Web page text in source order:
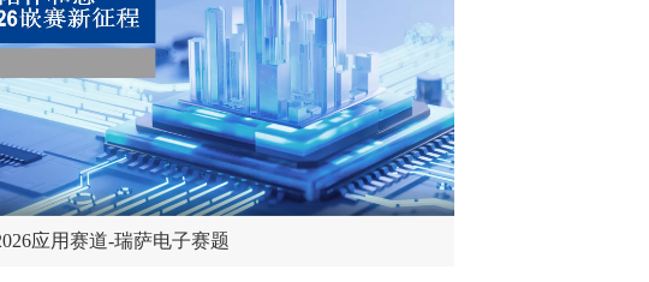
应用赛道-瑞萨电子赛题